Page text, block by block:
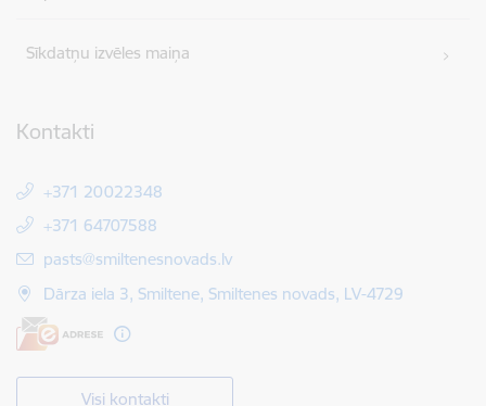
Sīkdatņu izvēles maiņa
Kontakti
+371 20022348
+371 64707588
E-pasts:
pasts@smiltenesnovads.lv
Dārza iela 3, Smiltene, Smiltenes novads, LV-4729
Visi kontakti